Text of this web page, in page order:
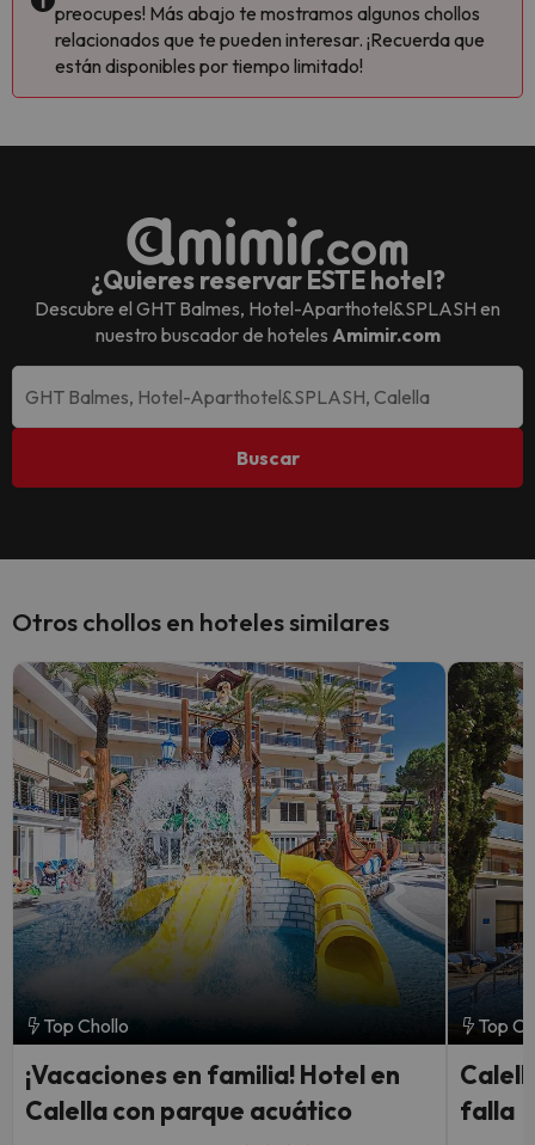
preocupes! Más abajo te mostramos algunos chollos
relacionados que te pueden interesar. ¡Recuerda que
están disponibles por tiempo limitado!
¿Quieres reservar ESTE hotel?
Descubre el GHT Balmes, Hotel-Aparthotel&SPLASH en
nuestro buscador de hoteles Amimir.com
Buscar
Otros chollos en hoteles similares
Top Chollo
¡Vacaciones en familia! Hotel en
Calella con parque acuático
Top
falla